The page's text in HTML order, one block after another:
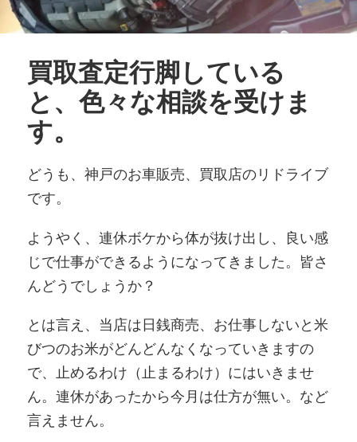
買取査定行脚している
と、色々な相談を受けま
す。
どうも、神戸のお車販売、買取店のリドライブ
です。
ようやく、連休ボケから体が抜け出し、良い感
じで仕事ができるようになってきました。皆さ
んどうでしょうか？
とは言え、当店は日銭商売、お仕事しないと米
びつのお米がどんどんなくなっていきますの
で、止めるわけ（止まるわけ）にはいきませ
ん。連休があったから今月は仕方が無い。など
言えません。